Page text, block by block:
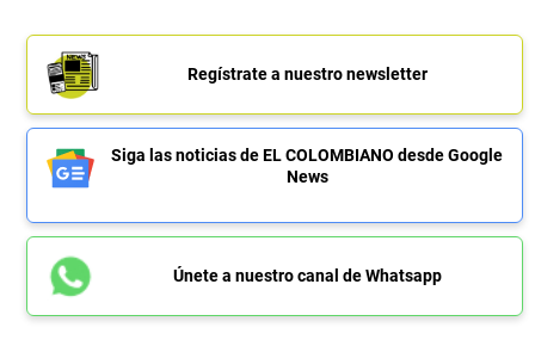
Regístrate a nuestro newsletter
Siga las noticias de EL COLOMBIANO desde Google
News
Únete a nuestro canal de Whatsapp